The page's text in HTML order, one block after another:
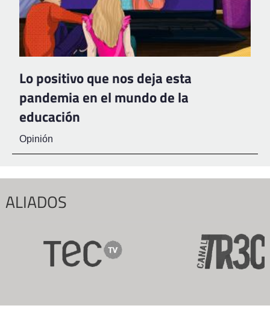
Lo positivo que nos deja esta
pandemia en el mundo de la
educación
Opinión
ALIADOS